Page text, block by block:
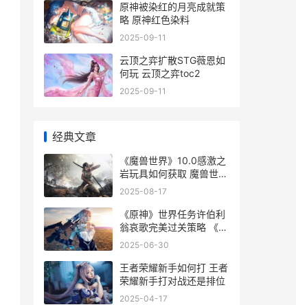
原神被染红的月亮成就策
略 原神红色染料
2025-09-11
云顶之弈扩散STG薇恩如
何玩 云顶之弈toc2
2025-09-11
经典文章
《魔兽世界》10.0感激之
岩玩具如何获取 魔兽世界
10.0巨龙时代
2025-08-17
《原神》世界任务许伯利
翁哀歌完美过关策略 《原
神》世界任务怎么做
2025-06-30
王者荣耀新手如何打 王者
荣耀新手打对战还是排位
2025-04-17